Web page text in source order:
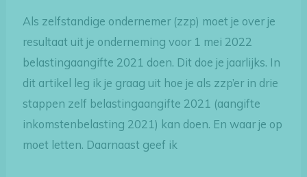
Als zelfstandige ondernemer (zzp) moet je over je
resultaat uit je onderneming voor 1 mei 2022
belastingaangifte 2021 doen. Dit doe je jaarlijks. In
dit artikel leg ik je graag uit hoe je als zzp’er in drie
stappen zelf belastingaangifte 2021 (aangifte
inkomstenbelasting 2021) kan doen. En waar je op
moet letten. Daarnaast geef ik